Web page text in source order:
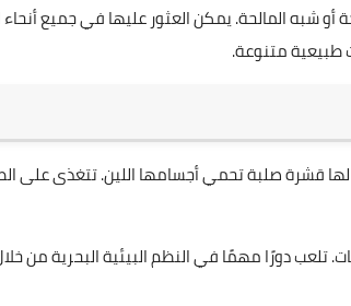
شبه المالحة. يمكن العثور عليها في جميع أنحاء
طبيعية متنوعة.
قشرة صلبة تحمي أجسامها اللين. تتغذى على
تلعب دورًا مهمًا في النظم البيئية البحرية من